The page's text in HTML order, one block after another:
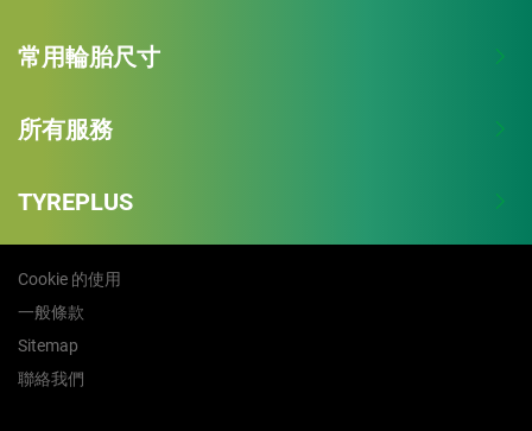
常用輪胎尺寸
所有服務
TYREPLUS
Cookie 的使用
一般條款
Sitemap
聯絡我們